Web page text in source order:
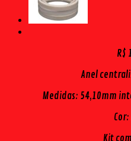
R$
Anel
Medidas: 54,10mm
Kit